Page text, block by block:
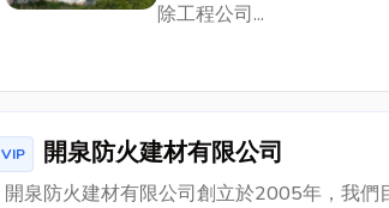
除工程公司...
VIP 開泉防火建材有限公司
開泉防火建材有限公司創立於2005年，我們